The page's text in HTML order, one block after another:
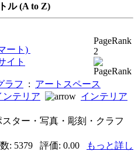
ル (A to Z)
ート)
PageRank
2
ラフ : アートスペース
ンテリア
インテリア
ター・写真・彫刻・クラフ
: 5379 評価: 0.00
もっと詳し